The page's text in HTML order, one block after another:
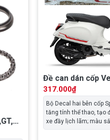
Đề can dán cốp
2H004068
317.000₫
Bộ Decal hai bên cốp
tăng tính thể thao, tạo
xe đầy lịch lãm; màu
hòa đồng trong một